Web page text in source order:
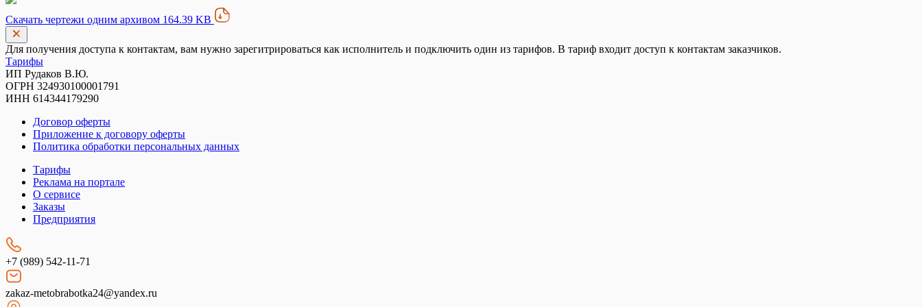
Скачать чертежи одним архивом 164.39 KB
Для получения доступа к контактам, вам нужно зарегитрироваться как исполнитель и подключить один из тарифов. В тариф входит доступ к контактам заказчиков.
Тарифы
ИП Рудаков В.Ю.
ОГРН 324930100001791
ИНН 614344179290
Договор оферты
Приложение к договору оферты
Политика обработки персональных данных
Тарифы
Реклама на портале
О сервисе
Заказы
Предприятия
+7 (989) 542-11-71
zakaz-metobrabotka24@yandex.ru